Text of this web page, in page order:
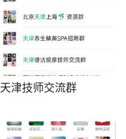
天津技师交流群